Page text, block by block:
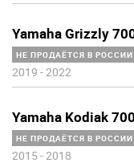
Yamaha Grizzly
НЕ ПРОДАЁТСЯ В РОССИИ
2019 -2022
Yamaha Kodiak 700
НЕ ПРОДАЁТСЯ В РОССИИ
2015 -2018